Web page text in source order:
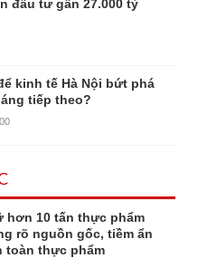
đầu tư gần 27.000 tỷ
kinh tế Hà Nội bứt phá
tiếp theo?
hơn 10 tấn thực phẩm
rõ nguồn gốc, tiềm ẩn
toàn thực phẩm